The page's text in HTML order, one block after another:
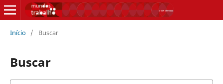
Início / Buscar
Buscar